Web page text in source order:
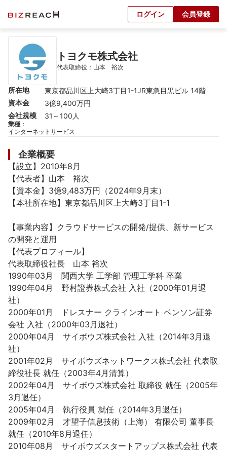
ログイン 会員登録
トヨクモ株式会社
代表取締役：山本　裕次
所在地
東京都品川区上大崎3丁目1-1JR東急目黒ビル 14階
資本金
3億9,400万円
会社規模
31～100人
業種 ：
インターネットサービス
企業概要
【設立】2010年8月
【代表者】山本　裕次
【資本金】3億9,483万円（2024年9月末）
【本社所在地】東京都品川区上大崎3丁目1-1
【事業内容】クラウドサービスの開発/提供、新サービス
の開発と運用
【代表プロフィール】
代表取締役社長　山本 裕次
1990年03月　関西大学 工学部 管理工学科 卒業
1990年04月　野村證券株式会社 入社（2000年01月退
社）
2000年01月　ドレスナー クラインオート ベンソン証券
会社 入社（2000年03月退社）
2000年04月　サイボウズ株式会社 入社（2014年3月退
社）
2001年02月　サイボウズネットワークス株式会社 代表取
締役社長 就任（2003年4月清算）
2002年04月　サイボウズ株式会社 取締役 就任（2005年
3月退任）
2005年04月　執行役員 就任（2014年3月退任）
2009年02月　才望子信息技術（上海） 有限公司 董事長
就任（2010年8月退任）
2010年08月　サイボウズスタートアップス株式会社 代表